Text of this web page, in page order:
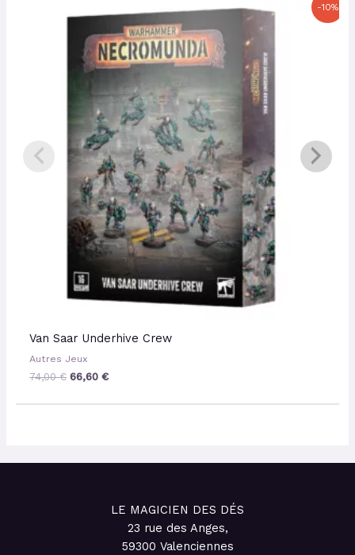
-10%
Van Saar Underhive Crew
Autres Jeux
74,00€
prix
était :
74,00 €.
66,60€
prix
actuel
est :
66,60 €.
LE MAGICIEN DES DÉS
23 rue des Anges,
59300 Valenciennes